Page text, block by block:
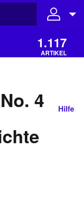
1.117
ARTIKEL
4 Hilfe